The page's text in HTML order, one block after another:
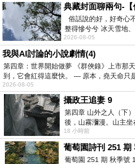
說，對他而言，胡士托只能
為什麼，總有什麼更大的困
關於那些雜亂無章、迷迷糊糊
托絕對不只是個音樂會，假如
這部電影拍了一場音樂會的話
的意義窄化了。我很喜歡
波》，那些批評李安不懂胡
說，胡士托對他們是沒有連續
3、戰爭、困境、嘻皮、嗑
典藏封面聊兩句-【
俗話說的好，好奇心
整得慘兮兮 冰天雪地
人尋什麼寶？ 人家追尋
2026-08-05
我與AI討論的小說劇情(4)
第四章：世界開始做夢 《群俠錄》上市那
到，它會紅得這麼快。 — 原本，堯天命只
2026-08-05
攝政王追妻 9
第四章 山外之人（下
後，山霧瀰漫。山主
一盤未下完的棋盤，還
18 小時前
葡萄園詩刊 251 期
葡萄園 251 期 秋季號